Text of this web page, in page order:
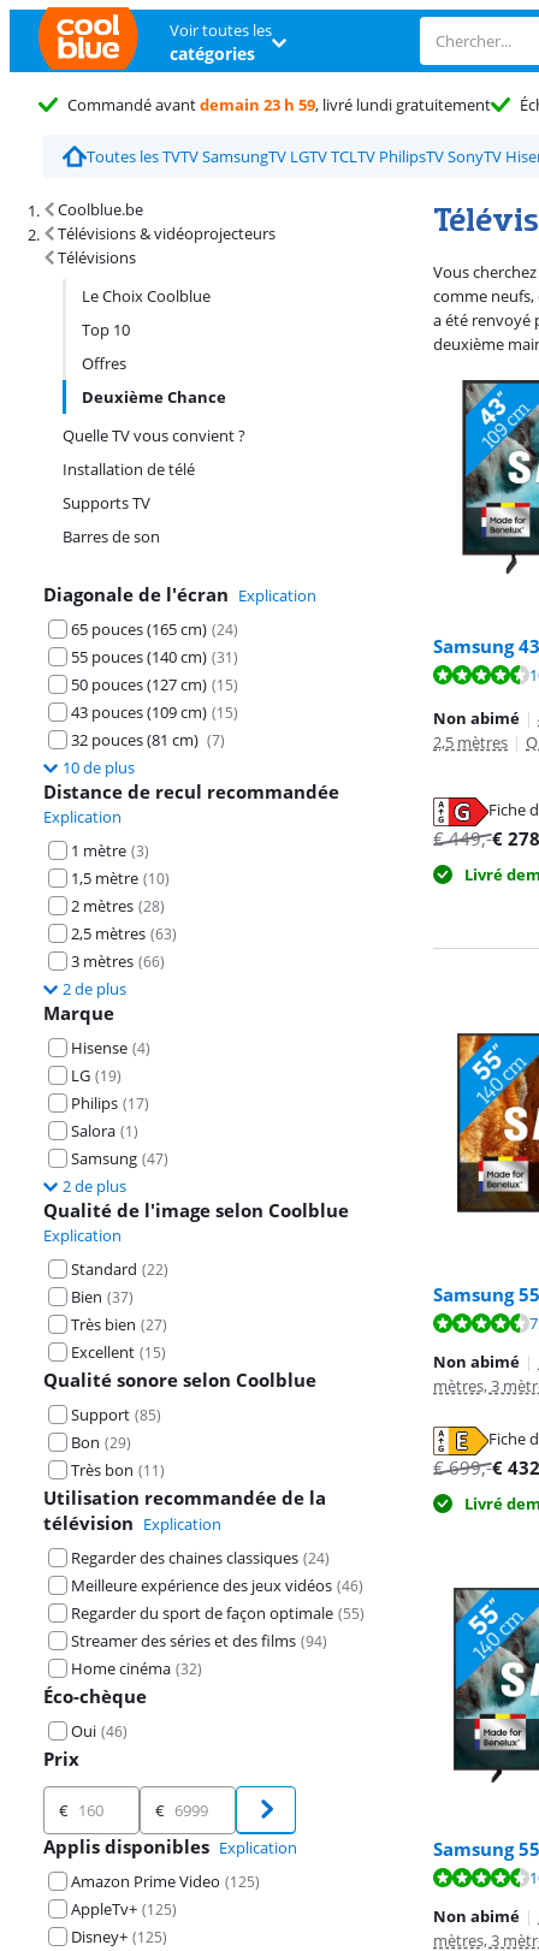
Voir toutes les
catégories
Commandé avantdemain 23 h 59, livré lundi gratuitement
Toutes les TVTV SamsungTV LGTV TCLTV PhilipsTV SonyTV
Coolblue.be
Télévisions & vidéoprojecteurs
Télévisions
Le Choix Coolblue
Top 10
Offres
Deuxième Chance
Quelle TV vous convient ?
Installation de télé
Supports TV
Barres de son
Diagonale de l'écran Explication
65 pouces (165 cm) (24)
55 pouces (140 cm) (31)
50 pouces (127 cm) (15)
43 pouces (109 cm) (15)
32 pouces (81 cm) (7)
10 de plus
Distance de recul recommandée
Explication
1 mètre (3)
1,5 mètre (10)
2 mètres (28)
2,5 mètres (63)
3 mètres (66)
2 de plus
Marque
Hisense (4)
LG (19)
Philips (17)
Salora (1)
Samsung (47)
2 de plus
Qualité de l'image selon Coolblue
Explication
Standard (22)
Bien (37)
Très bien (27)
Excellent (15)
Qualité sonore selon Coolblue
Support (85)
Bon (29)
Très bon (11)
Utilisation recommandée de la
télévision Explication
Regarder des chaines classiques (24)
Meilleure expérience des jeux vidéos (46)
Regarder du sport de façon optimale (55)
Streamer des séries et des films (94)
Home cinéma (32)
Éco-chèque
Oui (46)
Prix
Prix
€ €
Applis disponibles Explication
Amazon Prime Video (125)
AppleTv+ (125)
Disney+ (125)
Résultats de recherche et tri
Vous
comme
a été renvoyé
deuxième
Samsung
La note est de
Non abimé |
2,5 mètres |
Fiche
s'ouvre dans
€449,-€ 278
Livré
s'ouvre dans
Samsung
La note est de
Non abimé |
mètres, 3
Fiche
s'ouvre dans
€699,-€ 432
Livré
La note est de
s'ouvre dans
La note est de
s'ouvre dans
Samsung
La note est de
Non abimé |
mètres, 3
La note est de
La note est de